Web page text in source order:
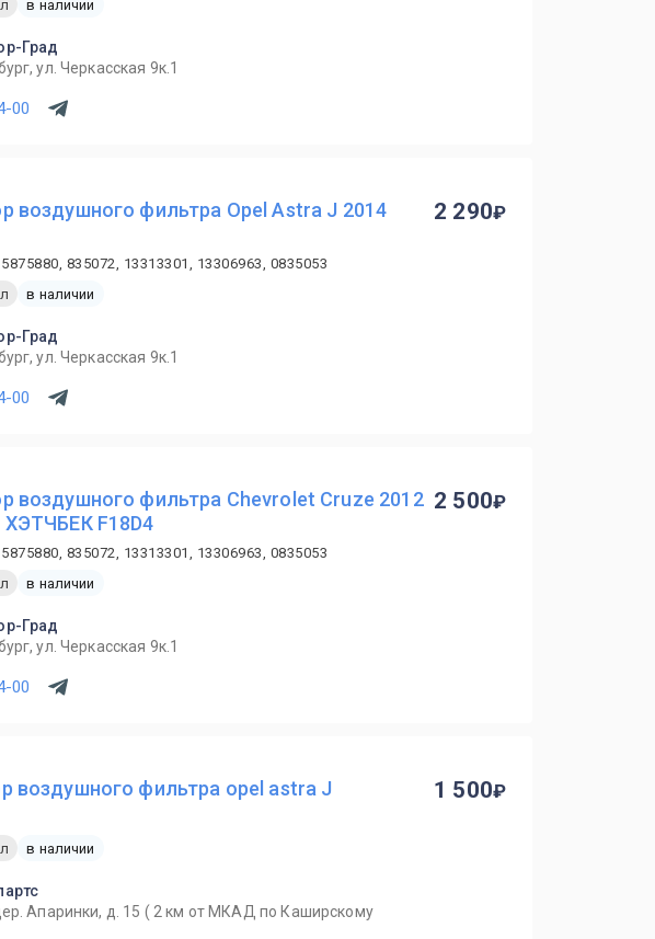
в наличии
Град
ул. Черкасская 9к.1
00
воздушного фильтра Opel Astra J 2014
835072, 13313301, 13306963, 0835053
в наличии
Град
ул. Черкасская 9к.1
00
2 290
воздушного фильтра Chevrolet Cruze 2012
ХЭТЧБЕК F18D4
835072, 13313301, 13306963, 0835053
в наличии
Град
ул. Черкасская 9к.1
00
2 500
воздушного фильтра opel astra J
в наличии
Апаринки, д. 15 ( 2 км от МКАД по Каширскому
1 500